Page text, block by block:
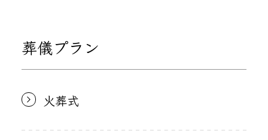
葬儀プラン
火葬式